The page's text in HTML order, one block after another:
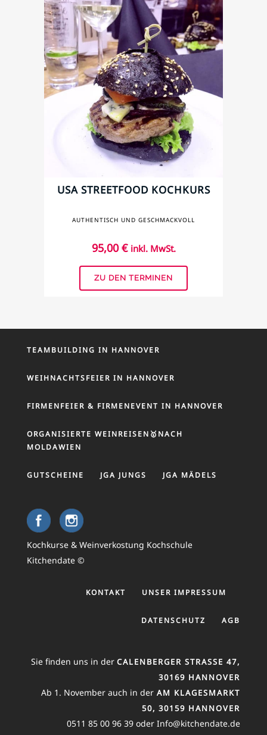
USА STREETFOOD KOCHKURS
AUTHENTISCH UND GESCHMACKVOLL
95,00€ inkl. MwSt.
ZU DEN TERMINEN
TEAMBUILDING IN HANNOVER
WEIHNACHTSFEIER IN HANNOVER
FIRMENFEIER & FIRMENEVENT IN HANNOVER
ORGANISIERTE WEINREISEN🥇NACH
MOLDAWIEN
GUTSCHEINE JGA JUNGS JGA MÄDELS
Kochkurse & Weinverkostung Kochschule
Kitchendate ©
KONTAKT UNSER IMPRESSUM
DATENSCHUTZ AGB
Sie finden uns in der CALENBERGER STRASSE 47, 3
0169 HANNOVER
Ab 1. November auch in der AM KLAGESMARKT
50, 30159 HANNOVER
0511 85 00 96 39 oder Info@kitchendate.de